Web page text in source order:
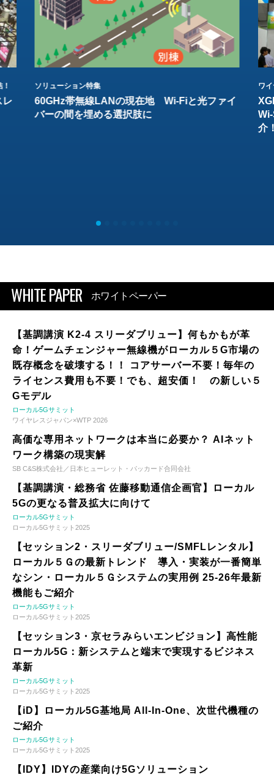
レ
ソリューション特集
60GHz帯無線LANの現在地 Wi-Fiと光ファイ
バーの間を埋める選択肢に
ワ
介
WHITE PAPER ホワイトペーパー
【基調講演 K2-4 スリーダブリュー】何もかもが革
命！ゲームチェンジャー無線機がローカル５G市場の
既存概念を破壊する！！ コアサーバー不要！毎年の
ライセンス費用も不要！でも、超安価！ の新しい５
Gモデル
ローカル5Gサミット
ワイヤレスジャパン×WTP 2026
高価な専用ネットワークは本当に必要か？ AIネット
ワーク構築の現実解
SB C&S株式会社／日本ヒューレット・パッカード合同会社
【基調講演・総務省 佐藤移動通信企画官】ローカル
5Gの更なる普及拡大に向けて
ローカル5Gサミット
ローカル5Gサミット2025
【セッション2・スリーダブリュー/SMFLレンタル】
ローカル５Ｇの最新トレンド 導入・実装が一番簡単
なシン・ローカル５Ｇシステムの実用例 25-26年最新
機能もご紹介
ローカル5Gサミット
ローカル5Gサミット2025
【セッション3・京セラみらいエンビジョン】高性能
ローカル5G：新システムと端末で実現するビジネス
革新
ローカル5Gサミット
ローカル5Gサミット2025
【iD】ローカル5G基地局 All-In-One、次世代機種の
ご紹介
ローカル5Gサミット
ローカル5Gサミット2025
【IDY】IDYの産業向け5Gソリューション